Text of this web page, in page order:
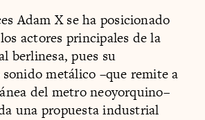
Adam X se ha posicionado
actores principales de la
berlinesa, pues su
metálico –que remite a
del metro neoyorquino–
una propuesta industrial